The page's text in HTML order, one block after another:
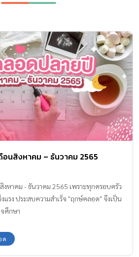
นสิงหาคม – ธันวาคม 2565
หาคม - ธันวาคม 2565 เพราะทุกครอบครัว
แรง ประสบความสำเร็จ "ฤกษ์คลอด" จึงเป็น
ศึกษา
ด